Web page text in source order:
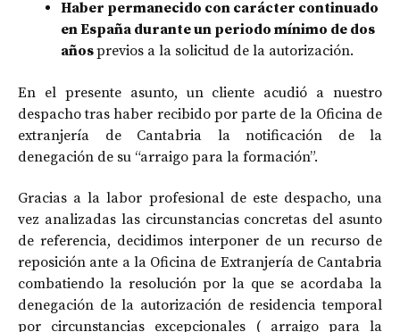
Haber permanecido con carácter continuado
en España durante un periodo mínimo de dos
añosprevios a la solicitud de la autorización.
En el presente asunto, un cliente acudió a nuestro
despacho tras haber recibido por parte de la Oficina de
extranjería de Cantabria la notificación de la
denegación de su “arraigo para la formación”.
Gracias a la labor profesional de este despacho, una
vez analizadas las circunstancias concretas del asunto
de referencia, decidimos interponer de un recurso de
reposición ante a la Oficina de Extranjería de Cantabria
combatiendo la resolución por la que se acordaba la
denegación de la autorización de residencia temporal
por circunstancias excepcionales ( arraigo para la